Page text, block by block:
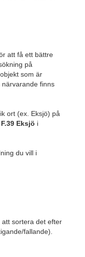
att få ett bättre
på
som är
finns
ort (ex. Eksjö) på
F.39 Eksjö i
du vill i
att sortera det efter
fallande).